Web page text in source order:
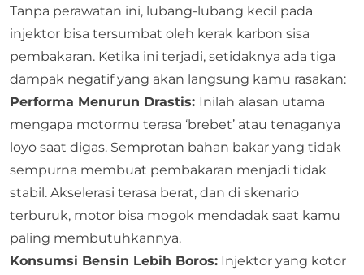
Tanpa perawatan ini, lubang-lubang kecil pada
injektor bisa tersumbat oleh kerak karbon sisa
pembakaran. Ketika ini terjadi, setidaknya ada tiga
dampak negatif yang akan langsung kamu rasakan:
Performa Menurun Drastis: Inilah alasan utama
mengapa motormu terasa ‘brebet’ atau tenaganya
loyo saat digas. Semprotan bahan bakar yang tidak
sempurna membuat pembakaran menjadi tidak
stabil. Akselerasi terasa berat, dan di skenario
terburuk, motor bisa mogok mendadak saat kamu
paling membutuhkannya.
Konsumsi Bensin Lebih Boros: Injektor yang kotor